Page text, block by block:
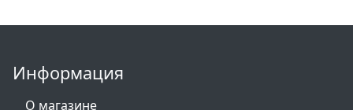
Информация
О магазине